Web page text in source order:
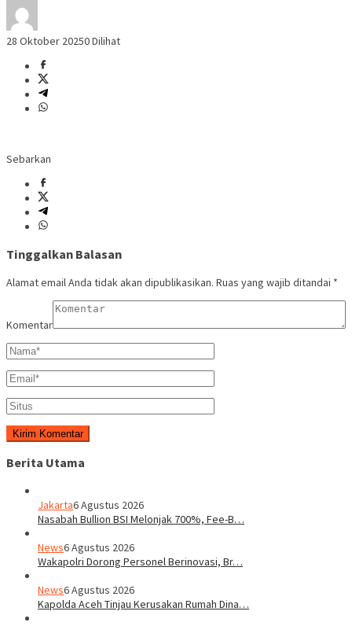
28 Oktober 20250 Dilihat
Sebarkan
Tinggalkan Balasan
Alamat email Anda tidak akan dipublikasikan. Ruas yang wajib ditandai *
Komentar
Berita Utama
Jakarta6 Agustus 2026
Nasabah Bullion BSI Melonjak 700%, Fee-B…
News6 Agustus 2026
Wakapolri Dorong Personel Berinovasi, Br…
News6 Agustus 2026
Kapolda Aceh Tinjau Kerusakan Rumah Dina…